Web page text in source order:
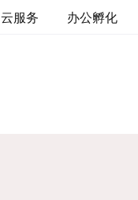
云服务 办公孵化